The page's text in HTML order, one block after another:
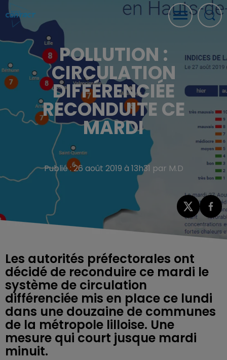
POLLUTION :
CIRCULATION
DIFFÉRENCIÉE
RECONDUITE CE
MARDI
Publié : 26 août 2019 à 13h31 par M.D
Les autorités préfectorales ont
décidé de reconduire ce mardi le
système de circulation
différenciée mis en place ce lundi
dans une douzaine de communes
de la métropole lilloise. Une
mesure qui court jusque mardi
minuit.